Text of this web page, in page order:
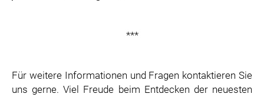
***
Für weitere Informationen und Fragen kontaktieren Sie
uns gerne. Viel Freude beim Entdecken der neuesten